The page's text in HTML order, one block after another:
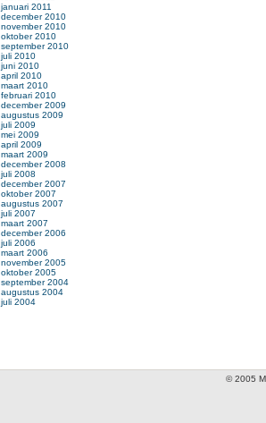
januari 2011
december 2010
november 2010
oktober 2010
september 2010
juli 2010
juni 2010
april 2010
maart 2010
februari 2010
december 2009
augustus 2009
juli 2009
mei 2009
april 2009
maart 2009
december 2008
juli 2008
december 2007
oktober 2007
augustus 2007
juli 2007
maart 2007
december 2006
juli 2006
maart 2006
november 2005
oktober 2005
september 2004
augustus 2004
juli 2004
© 2005